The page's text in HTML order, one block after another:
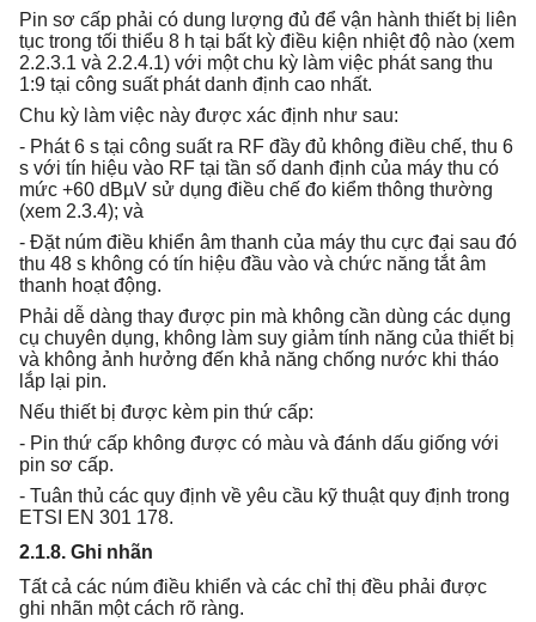
Pin sơ cấp phải có dung lượng đủ để vận hành thiết bị liên
tục trong tối thiểu 8 h tại bất kỳ điều kiện nhiệt độ nào (xem
2.2.3.1 và 2.2.4.1) với một chu kỳ làm việc phát sang thu
1:9 tại công suất phát danh định cao nhất.
Chu kỳ làm việc này được xác định như sau:
- Phát 6 s tại công suất ra RF đầy đủ không điều chế, thu 6
s với tín hiệu vào RF tại tần số danh định của máy thu có
mức +60 dBµV sử dụng điều chế đo kiểm thông thường
(xem 2.3.4); và
- Đặt núm điều khiển âm thanh của máy thu cực đại sau đó
thu 48 s không có tín hiệu đầu vào và chức năng tắt âm
thanh hoạt động.
Phải dễ dàng thay được pin mà không cần dùng các dụng
cụ chuyên dụng, không làm suy giảm tính năng của thiết bị
và không ảnh hưởng đến khả năng chống nước khi tháo
lắp lại pin.
Nếu thiết bị được kèm pin thứ cấp:
- Pin thứ cấp không được có màu và đánh dấu giống với
pin sơ cấp.
- Tuân thủ các quy định về yêu cầu kỹ thuật quy định trong
ETSI EN 301 178.
2.1.8. Ghi nhãn
Tất cả các núm điều khiển và các chỉ thị đều phải được
ghi nhãn một cách rõ ràng.